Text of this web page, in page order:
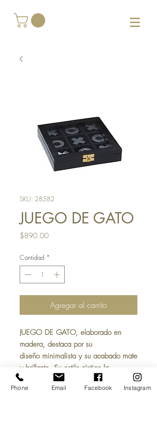
SKU: 28582
JUEGO DE GATO
$890.00Precio
Cantidad *
Agregar al carrito
JUEGO DE GATO, elaborado en
madera, destaca por su
diseño minimalista y su acabado mate
y brillante. Su estilo rústico la
convierte en una pieza perfecta para
decorar interiores, terrazas, salas,
Phone Email Facebook Instagram